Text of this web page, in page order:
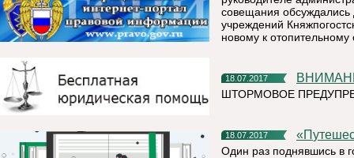
совещания обсуждались
учреждений
новому к отопительному
18.07.2017
ШТОРМОВОЕ
18.07.2017
Один раз поднявшись в